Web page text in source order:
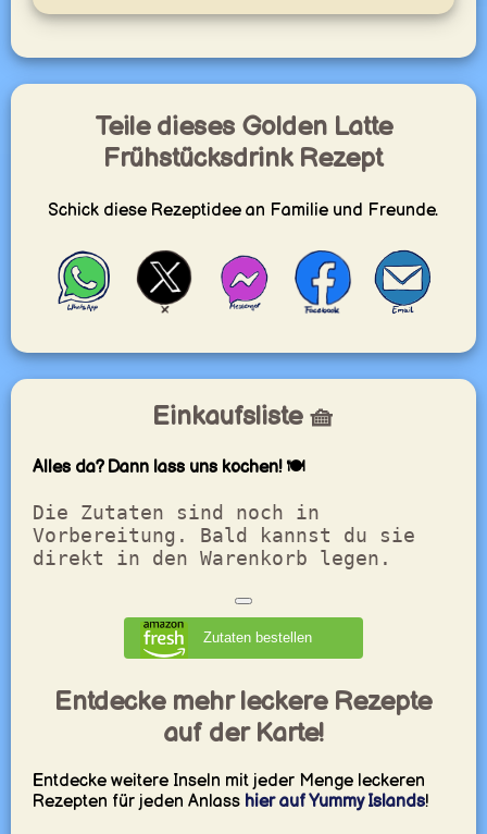
Teile dieses Golden Latte
Frühstücksdrink Rezept
Schick diese Rezeptidee an Familie und Freunde.
Einkaufsliste 🧺
Alles da? Dann lass uns kochen! 🍽️
Die Zutaten sind noch in
Vorbereitung. Bald kannst du sie
direkt in den Warenkorb legen.
Zutaten bestellen
Entdecke mehr leckere Rezepte
auf der Karte!
Entdecke weitere Inseln mit jeder Menge leckeren
Rezepten für jeden Anlass hier auf Yummy Islands!